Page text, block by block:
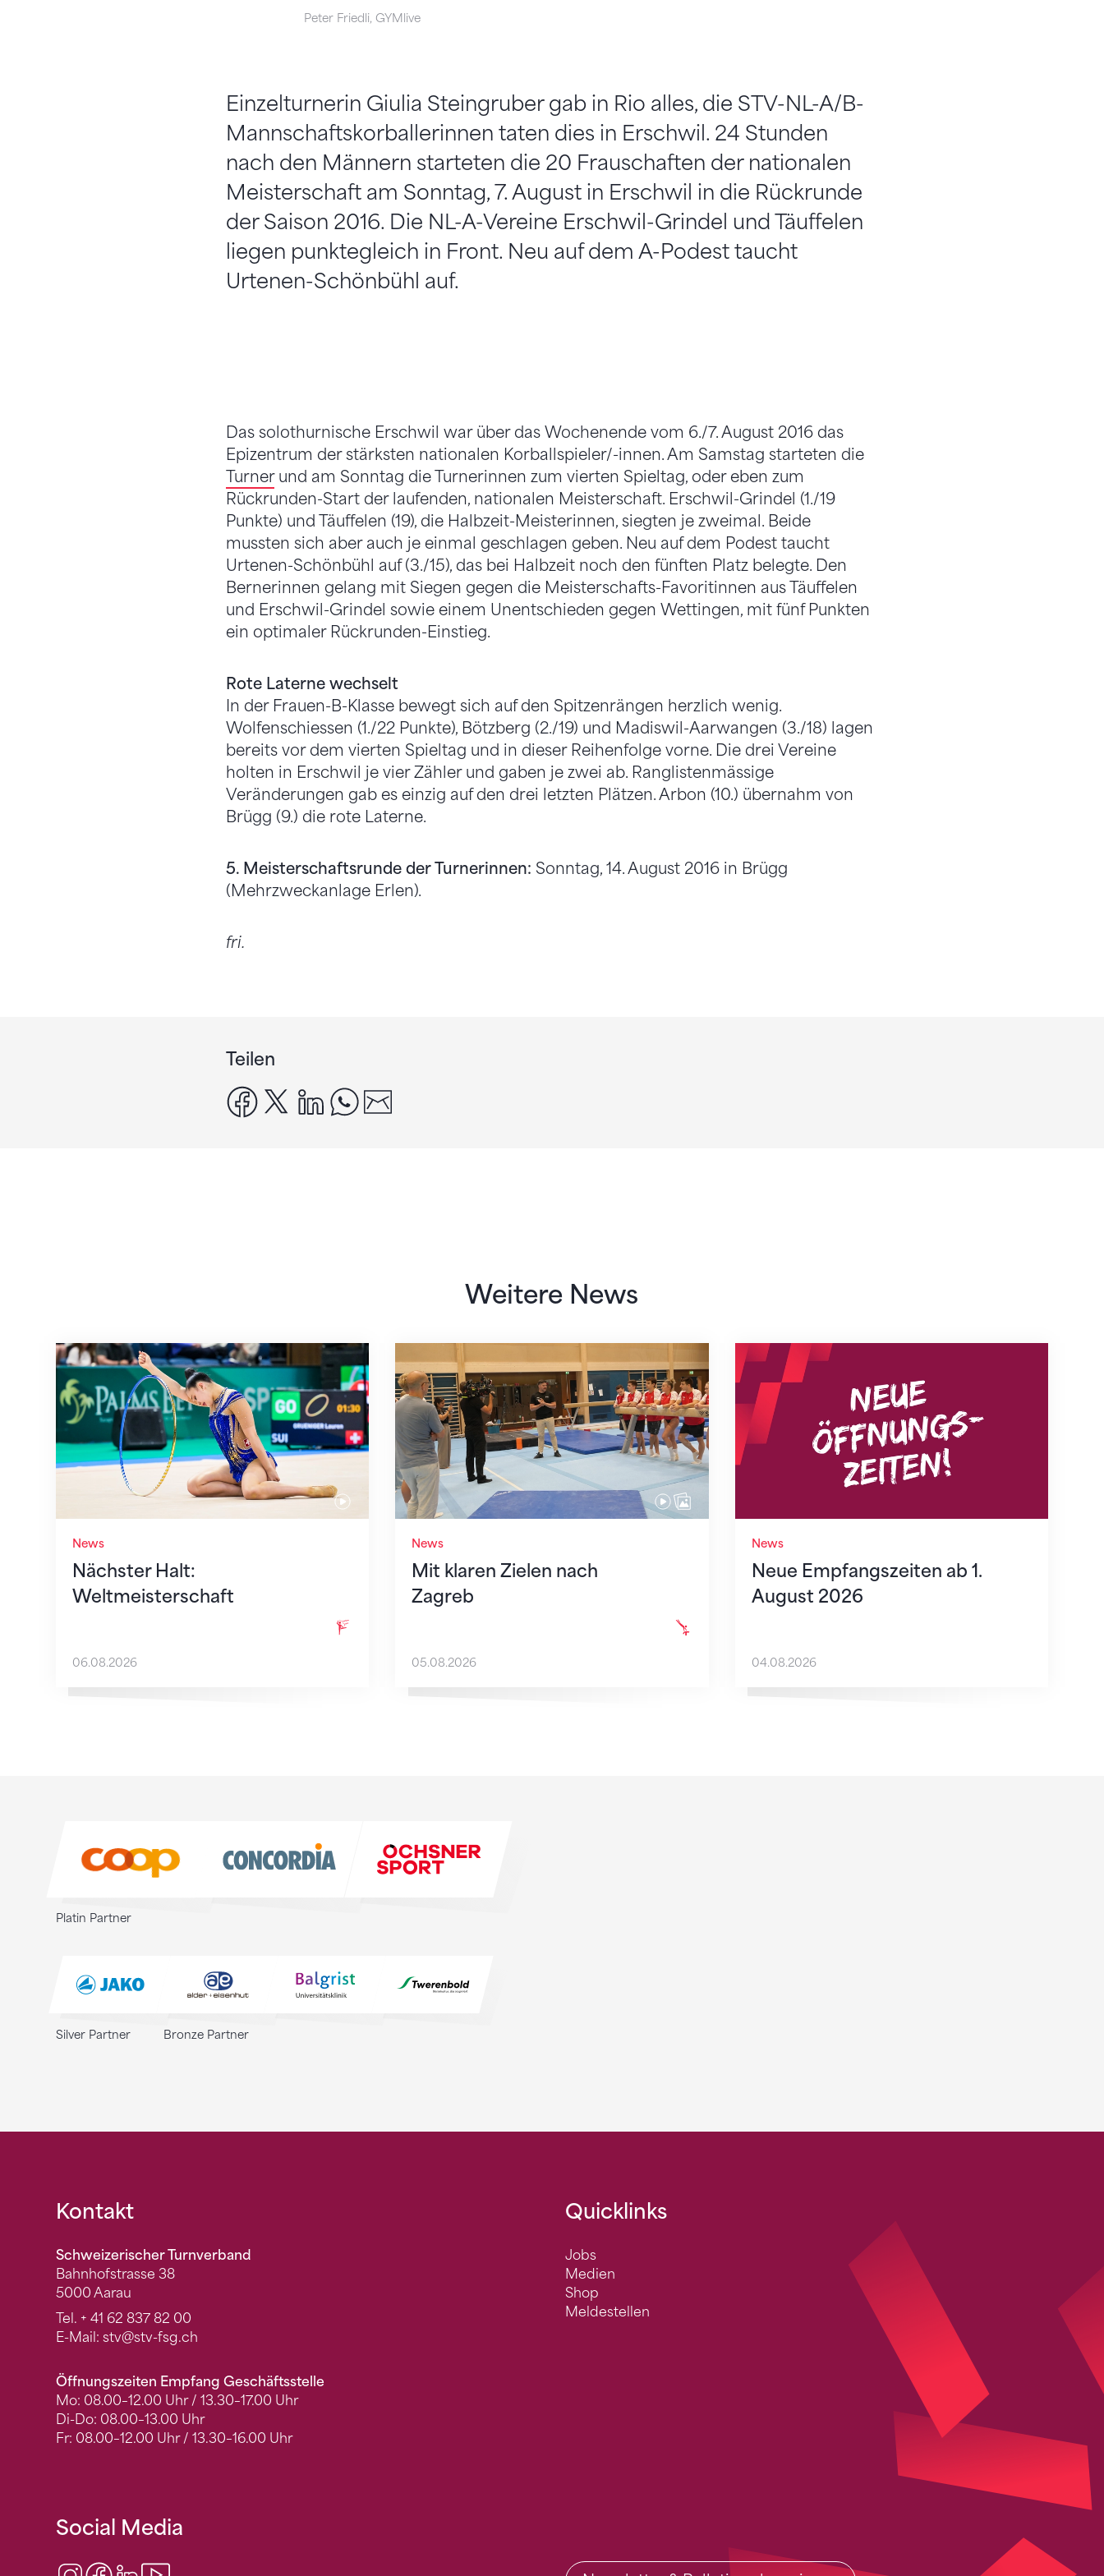
Peter Friedli, GYMlive
Einzelturnerin Giulia Steingruber gab in Rio alles, die STV-NL-A/B-
Mannschaftskorballerinnen taten dies in Erschwil. 24 Stunden
nach den Männern starteten die 20 Frauschaften der nationalen
Meisterschaft am Sonntag, 7. August in Erschwil in die Rückrunde
der Saison 2016. Die NL-A-Vereine Erschwil-Grindel und Täuffelen
liegen punktegleich in Front. Neu auf dem A-Podest taucht
Urtenen-Schönbühl auf.
Das solothurnische Erschwil war über das Wochenende vom 6./7. August 2016 das
Epizentrum der stärksten nationalen Korballspieler/-innen. Am Samstag starteten die
Turnerund am Sonntag die Turnerinnen zum vierten Spieltag, oder eben zum
Rückrunden-Start der laufenden, nationalen Meisterschaft. Erschwil-Grindel (1./19
Punkte) und Täuffelen (19), die Halbzeit-Meisterinnen, siegten je zweimal. Beide
mussten sich aber auch je einmal geschlagen geben. Neu auf dem Podest taucht
Urtenen-Schönbühl auf (3./15), das bei Halbzeit noch den fünften Platz belegte. Den
Bernerinnen gelang mit Siegen gegen die Meisterschafts-Favoritinnen aus Täuffelen
und Erschwil-Grindel sowie einem Unentschieden gegen Wettingen, mit fünf Punkten
ein optimaler Rückrunden-Einstieg.
Rote Laterne wechselt
In der Frauen-B-Klasse bewegt sich auf den Spitzenrängen herzlich wenig.
Wolfenschiessen (1./22 Punkte), Bötzberg (2./19) und Madiswil-Aarwangen (3./18) lagen
bereits vor dem vierten Spieltag und in dieser Reihenfolge vorne. Die drei Vereine
holten in Erschwil je vier Zähler und gaben je zwei ab. Ranglistenmässige
Veränderungen gab es einzig auf den drei letzten Plätzen. Arbon (10.) übernahm von
Brügg (9.) die rote Laterne.
5. Meisterschaftsrunde der Turnerinnen: Sonntag, 14. August 2016 in Brügg
(Mehrzweckanlage Erlen).
fri.
Teilen
facebook
x linkedinwhatsapp
Weitere News
News
Nächster Halt:
Weltmeisterschaft
Nächster Halt: Weltmeisterschaft
06.08.2026
News
Mit klaren Zielen nach
Zagreb
Mit klaren Zielen nach Zagreb
05.08.2026
News
Neue Empfangszeiten ab 1.
August 2026
Neue Empfangszeiten ab 1. August 2026
04.08.2026
Platin Partner
Silver Partner Bronze Partner
Fusszeile
Kontakt
Schweizerischer Turnverband
Bahnhofstrasse 38
5000 Aarau
Tel. + 41 62 837 82 00
E-Mail: stv@stv-fsg.ch
Öffnungszeiten Empfang Geschäftsstelle
Mo: 08.00–12.00 Uhr / 13.30–17.00 Uhr
Di-Do: 08.00–13.00 Uhr
Fr: 08.00–12.00 Uhr / 13.30–16.00 Uhr
Quicklinks
Jobs
Medien
Shop
Meldestellen
Social Media
Instagram
Facebook
LinkedIn